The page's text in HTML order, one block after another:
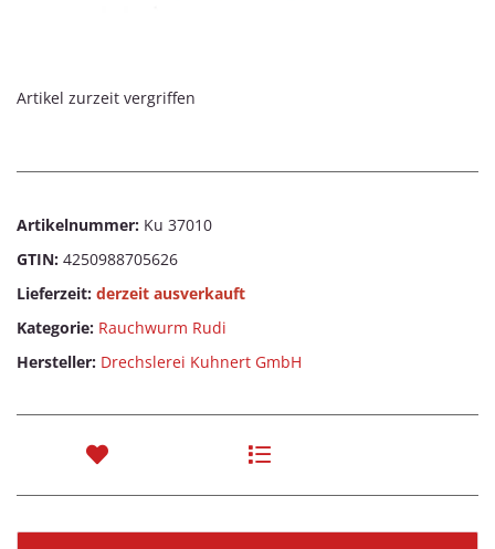
Artikel zurzeit vergriffen
Artikelnummer: Ku 37010
GTIN: 4250988705626
Lieferzeit: derzeit ausverkauft
Kategorie: Rauchwurm Rudi
Hersteller: Drechslerei Kuhnert GmbH